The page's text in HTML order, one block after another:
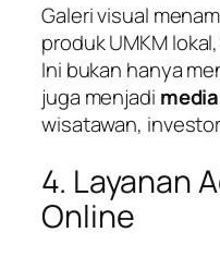
Galeri visual
produk UMKM
Ini bukan hanya
juga menjadi
wisatawan,
4. Layanan
Online